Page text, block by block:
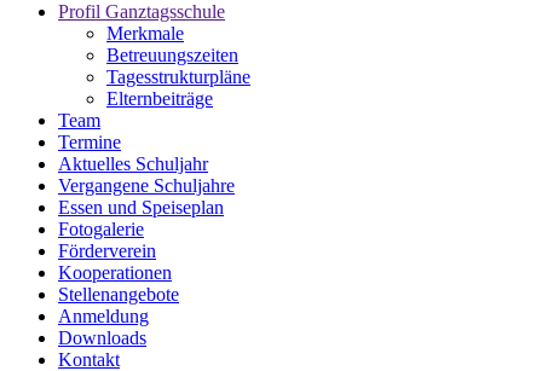
Profil Ganztagsschule
Merkmale
Betreuungszeiten
Tagesstrukturpläne
Elternbeiträge
Team
Termine
Aktuelles Schuljahr
Vergangene Schuljahre
Essen und Speiseplan
Fotogalerie
Förderverein
Kooperationen
Stellenangebote
Anmeldung
Downloads
Kontakt